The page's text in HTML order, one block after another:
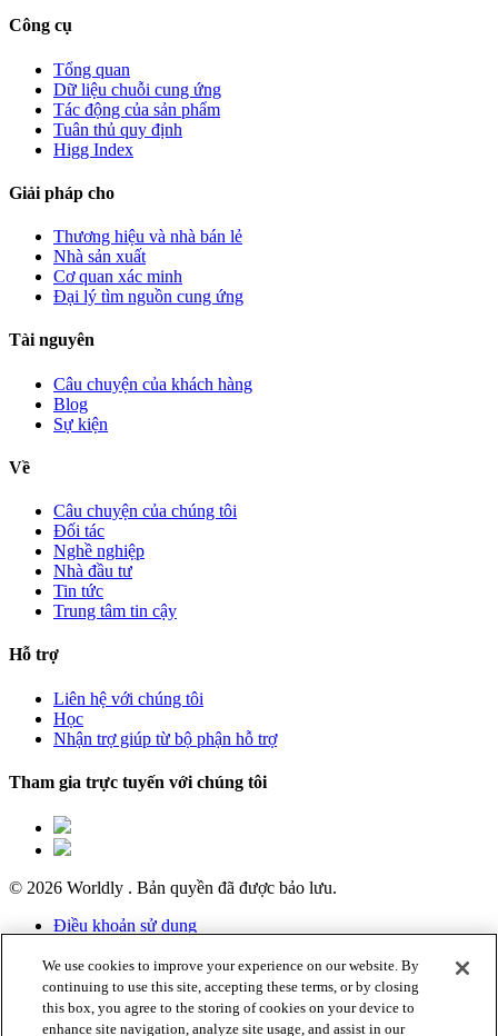
Công cụ
Tổng quan
Dữ liệu chuỗi cung ứng
Tác động của sản phẩm
Tuân thủ quy định
Higg Index
Giải pháp cho
Thương hiệu và nhà bán lẻ
Nhà sản xuất
Cơ quan xác minh
Đại lý tìm nguồn cung ứng
Tài nguyên
Câu chuyện của khách hàng
Blog
Sự kiện
Về
Câu chuyện của chúng tôi
Đối tác
Nghề nghiệp
Nhà đầu tư
Tin tức
Trung tâm tin cậy
Hỗ trợ
Liên hệ với chúng tôi
Học
Nhận trợ giúp từ bộ phận hỗ trợ
Tham gia trực tuyến với chúng tôi
© 2026 Worldly . Bản quyền đã được bảo lưu.
Điều khoản sử dụng
Thông báo về cookie
Tìm thấy Worldly hướng dẫn sản phẩm trênLMScủa chúng
tôi
We use cookies to improve your experience on our website. By
continuing to use this site, accepting these terms, or by closing
this box, you agree to the storing of cookies on your device to
enhance site navigation, analyze site usage, and assist in our